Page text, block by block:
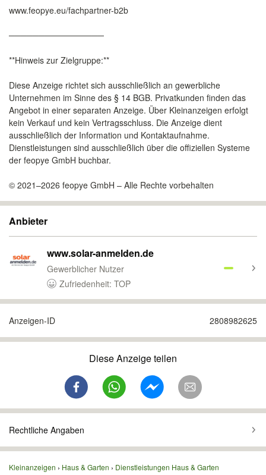
www.feopye.eu/fachpartner-b2b
────────────────
**Hinweis zur Zielgruppe:**
Diese Anzeige richtet sich ausschließlich an gewerbliche
Unternehmen im Sinne des § 14 BGB. Privatkunden finden das
Angebot in einer separaten Anzeige. Über Kleinanzeigen erfolgt
kein Verkauf und kein Vertragsschluss. Die Anzeige dient
ausschließlich der Information und Kontaktaufnahme.
Dienstleistungen sind ausschließlich über die offiziellen Systeme
der feopye GmbH buchbar.
© 2021–2026 feopye GmbH – Alle Rechte vorbehalten
Anbieter
www.solar-anmelden.de
Gewerblicher Nutzer
Zufriedenheit: TOP
Anzeigen-ID 2808982625
Diese Anzeige teilen
Rechtliche Angaben
Kleinanzeigen Haus & Garten Dienstleistungen Haus & Garten